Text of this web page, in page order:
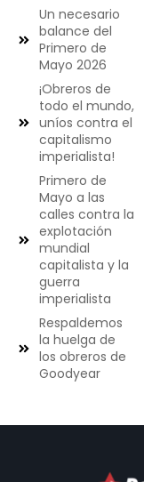
Un necesario
balance del
Primero de
Mayo 2026
¡Obreros de
todo el mundo,
uníos contra el
capitalismo
imperialista!
Primero de
Mayo a las
calles contra la
explotación
mundial
capitalista y la
guerra
imperialista
Respaldemos
la huelga de
los obreros de
Goodyear